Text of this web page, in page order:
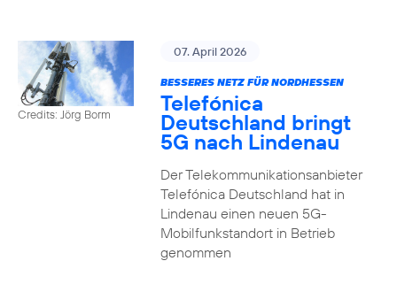
Credits: Jörg Borm
07. April 2026
BESSERES NETZ FÜR NORDHESSEN
Telefónica
Deutschland bringt
5G nach Lindenau
Der Telekommunikationsanbieter
Telefónica Deutschland hat in
Lindenau einen neuen 5G-
Mobilfunkstandort in Betrieb
genommen